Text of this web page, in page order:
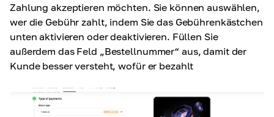
Zahlung akzeptieren möchten. Sie können auswählen,
wer die Gebühr zahlt, indem Sie das Gebührenkästchen
unten aktivieren oder deaktivieren. Füllen Sie
außerdem das Feld „Bestellnummer“ aus, damit der
Kunde besser versteht, wofür er bezahlt